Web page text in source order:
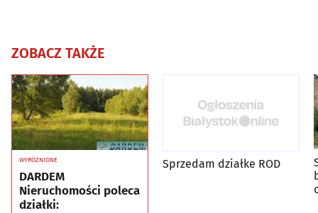
ZOBACZ TAKŻE
WYRÓŻNIONE
DARDEM
Nieruchomości poleca
działki:
Sprzedam działke ROD